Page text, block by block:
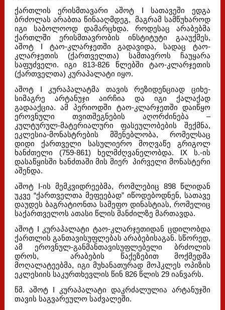
ქართლის ერისმთავარი აშოტ I სათავეში ედგა
ბრძოლას არაბთა წინააღმდეგ, მაგრამ სამწუხაროდ
იგი საბოლოოდ დამარცხდა. როდესაც არაბებმა
ქართლში ერისმთავრობის ინსტიტუტი გააუქმეს,
აშოტ I ტაო-კლარჯეთში გადავიდა, სადაც ტაო-
კლარჯეთის (ქართველთა) სამთავროს ჩაუყარა
საფუძველი. იგი 813-826 წლებში ტაო-კლარჯეთის
(ქართველთა) კურაპალატი იყო.
აშოტ I კურაპალატმა თავის რეზიდენციად ციხე-
სიმაგრე არტანუჯი აირჩია და იგი ქალაქად
გადააქცია. ამ პერიოდში ტაო-კლარჯეთში დაიწყო
ეროვნული თვითშეგნების აღორძინება –
კულტურულ-მატერიალური ფასეულობების შექმნა,
ეკლესია-მონასტრების მშენებლობა, რომელსაც
დიდი ქართველი სასულიერო მოღვაწე გრიგოლ
ხანძთელი (759-861) ხელმძღვანელობდა. IX ს.-ის
დასაწყისში ხანძთაში მის მიერ პირველი მონასტერი
აშენდა.
აშოტ I-ის მემკვიდრეებმა, რომლებიც 898 წლიდან
უკვე “ქართველთა მეფეებად” იწოდებოდნენ, სათავე
დაუდეს ბაგრატიონთა სამეფო დინასტიას, რომელიც
საქართველოს ათასი წლის მანძილზე მართავდა.
აშოტ I კურაპალატი ტაო-კლარჯეთიდან ცდილობდა
ქართლის განთავისუფლებას არაბებისაგან. სწორედ,
ამ ეროვნულ-განმანთავისუფლებელი ბრძოლის
დროს, არაბების წაქეზებით მოქმედმა
მოღალატეებმა, იგი მუხანათურად მოჰკლეს ოპიზის
ეკლესიის საკურთხევლის წინ 826 წლის 29 იანვარს.
წმ. აშოტ I კურაპალატი დაკრძალულია არტანუჯში
თავის საგვარეულო საძვალეში.